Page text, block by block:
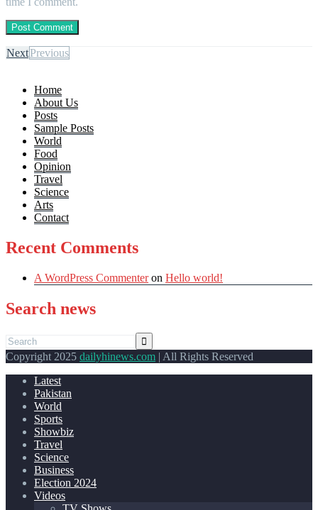
NextPrevious
Home
About Us
Posts
Sample Posts
World
Food
Opinion
Travel
Science
Arts
Contact
Recent Comments
A WordPress Commenteron Hello world!
Search news
Copyright 2025 dailyhinews.com | All Rights Reserved
Latest
Pakistan
World
Sports
Showbiz
Travel
Science
Business
Election 2024
Videos